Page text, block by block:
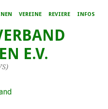
VEREINE REVIERE INFOS
E.V.